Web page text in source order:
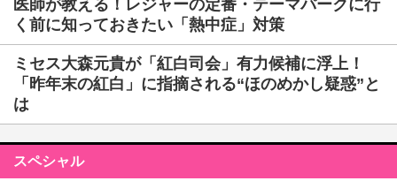
医師が教える！レジャーの定番・テーマパークに行
く前に知っておきたい「熱中症」対策
ミセス大森元貴が「紅白司会」有力候補に浮上！
「昨年末の紅白」に指摘される“ほのめかし疑惑”と
は
スペシャル